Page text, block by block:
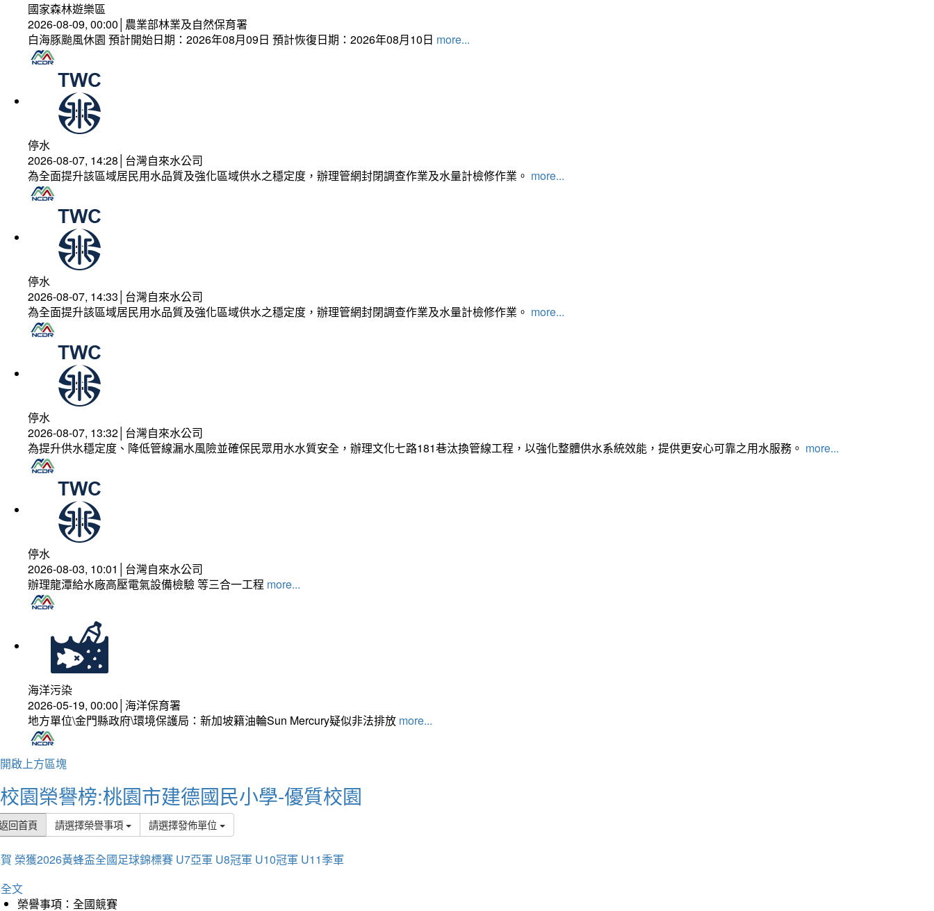
國家森林遊樂區
2026-08-09, 00:00│農業部林業及自然保育署
白海豚颱風休園 預計開始日期：2026年08月09日 預計恢復日期：2026年08月10日 more...
停水
2026-08-07, 14:28│台灣自來水公司
為全面提升該區域居民用水品質及強化區域供水之穩定度，辦理管網封閉調查作業及水量計檢修作業。 more...
停水
2026-08-07, 14:33│台灣自來水公司
為全面提升該區域居民用水品質及強化區域供水之穩定度，辦理管網封閉調查作業及水量計檢修作業。 more...
停水
2026-08-07, 13:32│台灣自來水公司
為提升供水穩定度、降低管線漏水風險並確保民眾用水水質安全，辦理文化七路181巷汰換管線工程，以強化整體供水系統效能，提供更安心可靠之用水服務。 more...
停水
2026-08-03, 10:01│台灣自來水公司
辦理龍潭給水廠高壓電氣設備檢驗 等三合一工程 more...
海洋污染
2026-05-19, 00:00│海洋保育署
地方單位\金門縣政府\環境保護局：新加坡籍油輪Sun Mercury疑似非法排放 more...
開啟上方區塊
校園榮譽榜:桃園市建德國民小學-優質校園
回首頁 請選擇榮譽事項 請選擇發佈單位
榮獲2026黃蜂盃全國足球錦標賽 U7亞軍 U8冠軍 U10冠軍 U11季軍
文
榮譽事項：全國競賽